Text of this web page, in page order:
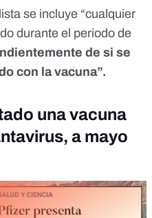
se incluye “cualquier
durante el periodo de
de si se
con la vacuna”.
una vacuna
a mayo